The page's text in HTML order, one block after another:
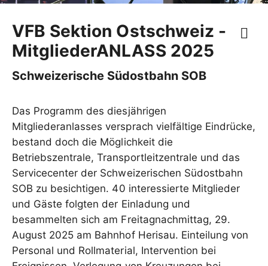
VFB Sektion Ostschweiz -
MitgliederANLASS 2025
Schweizerische Südostbahn SOB
Das Programm des diesjährigen
Mitgliederanlasses versprach vielfältige Eindrücke,
bestand doch die Möglichkeit die
Betriebszentrale, Transportleitzentrale und das
Servicecenter der Schweizerischen Südostbahn
SOB zu besichtigen. 40 interessierte Mitglieder
und Gäste folgten der Einladung und
besammelten sich am Freitagnachmittag, 29.
August 2025 am Bahnhof Herisau. Einteilung von
Personal und Rollmaterial, Intervention bei